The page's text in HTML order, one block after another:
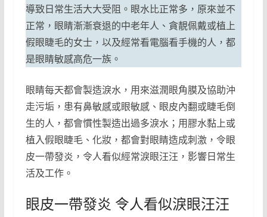
導致日常生活大大受阻。眼水比正常多，原來並不
正常，眼睛漸漸衰退的中老年人、貪靚佩戴或植上
假眼睫毛的女士，以及經常看電腦看手機的人，都
是眼睛敏感高危一族。
眼睛每天都會製造淚水，用來滋潤眼角膜及協助沖
走污垢，患有鼻敏感或眼敏感、眼皮內翻或睫毛倒
生的人，都會慣性製造出過多淚水；用膠水黏上或
植入假眼睫毛、化妝，都會對眼睛造成刺激，令眼
皮一帶發炎，令人看似經常淚眼汪汪，影響日常生
活及工作。
眼皮一帶發炎 令人看似淚眼汪汪